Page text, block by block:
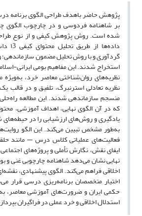
پژوهش حاضر باهدف طراحی الگوی برنامه
بر شاهنامه فردوسی و در چارچوب الگوی
شده است. روش پژوهش کیفی و از نوع
گردآوری و با روش تحلیل مضمون
استخراج شدند. این مفاهیم بومی ایرانی-
نظریه‌های روان‌شناختی معاصر خرد،
نظریه تعادلی استرنبرگ، تلفیق و در قالب
منسجم سازماندهی شدند. این مطالعه
که در آن الگوی نهایی، اهداف آموزشی،
یادگیری و روش‌های ارزشیابی را در
به‌طور مشخص تبیین می‌کند. این الگو
فعالیت‌های عملیاتی کلاس درس — مانند
ایفای نقش، نگارش تأملی و پروژه‌های
نهایی نشان می‌دهد شاهنامه چارچوبی غنی و
اخلاقی فراهم می‌کند. الگوی پیشنهادی،
اختیار متخصصان برنامه‌ریزی درسی قرار
حکمی ایران و ضرورت‌های آموزشی معاصر،
استدلال اخلاقی و خرد عملی در فراگیران